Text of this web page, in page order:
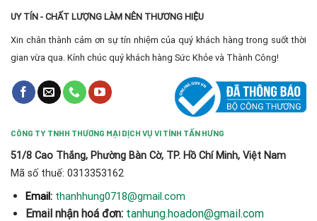
UY TÍN - CHẤT LƯỢNG LÀM NÊN THƯƠNG HIỆU
Xin chân thành cảm ơn sự tín nhiệm của quý khách hàng trong suốt thời
gian vừa qua. Kính chúc quý khách hàng Sức Khỏe và Thành Công!
CÔNG TY TNHH THƯƠNG MẠI DỊCH VỤ VI TÍNH TẤN HƯNG
51/8 Cao Thắng, Phường Bàn Cờ, TP. Hồ Chí Minh, Việt Nam
Mã số thuế: 0313353162
Email: thanhhung0718@gmail.com
Email nhận hoá đơn: tanhung.hoadon@gmail.com